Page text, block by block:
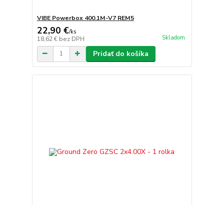
VIBE Powerbox 400.1M-V7 REM5
22,90 €/ks
18,62 € bez DPH Skladom
Pridať do košíka